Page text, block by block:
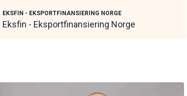
EKSFIN - EKSPORTFINANSIERING NORGE
Eksfin - Eksportfinansiering Norge